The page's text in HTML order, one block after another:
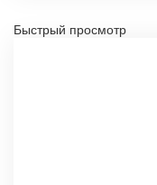
Быстрый просмотр